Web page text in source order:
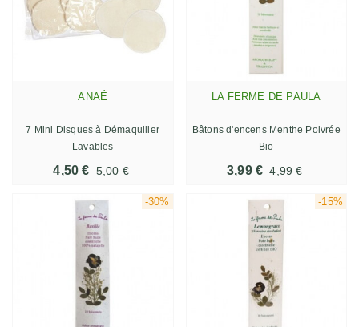
ANAÉ
7 Mini Disques à Démaquiller
Lavables
4,50 € 5,00 €
LA FERME DE PAULA
Bâtons d'encens Menthe Poivrée
Bio
3,99 € 4,99 €
-30% -15%